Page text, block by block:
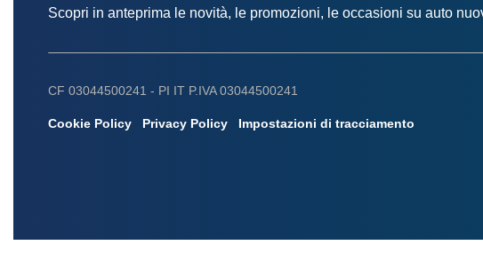
Scopri in anteprima le novità, le promozioni, le occasioni su auto
CF 03044500241 - PI IT P.IVA 03044500241
Cookie Policy Privacy Policy Impostazioni di tracciamento